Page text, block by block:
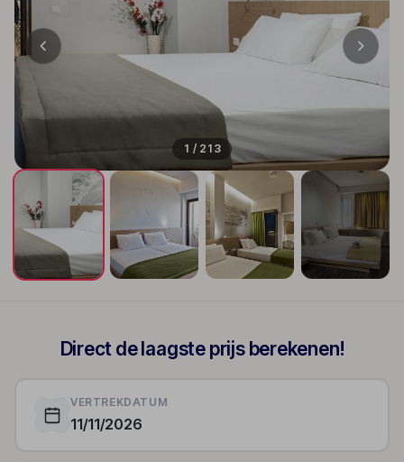
1 / 213
Direct de laagste prijs berekenen!
VERTREKDATUM
11/11/2026